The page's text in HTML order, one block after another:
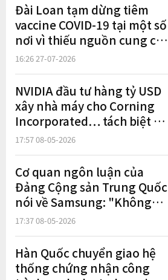
Đài Loan tạm dừng tiêm
vaccine COVID-19 tại một số
nơi vì thiếu nguồn cung cục
bộ khi ca mắc tăng mạnh
16:26 27-07-2026
NVIDIA đầu tư hàng tỷ USD
xây nhà máy cho Corning
Incorporated… tách biệt với
kế hoạch mua cổ phần
17:57 08-05-2026
Cơ quan ngôn luận của
Đảng Cộng sản Trung Quốc
nói về Samsung: "Không
phải rút khỏi Trung Quốc
mà là thay đổi chiến lược"
17:37 08-05-2026
Hàn Quốc chuyển giao hệ
thống chứng nhận công